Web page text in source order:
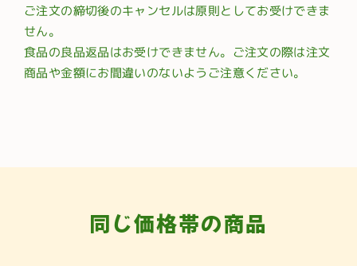
ご注文の締切後のキャンセルは原則としてお受けできま
せん。
食品の良品返品はお受けできません。ご注文の際は注文
商品や金額にお間違いのないようご注意ください。
同じ価格帯の商品